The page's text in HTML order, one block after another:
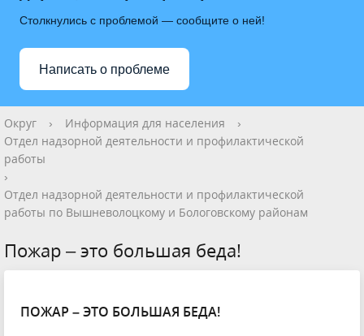
Столкнулись с проблемой — сообщите о ней!
Написать о проблеме
Округ › Информация для населения
›
Отдел надзорной деятельности и профилактической
работы
›
Отдел надзорной деятельности и профилактической
работы по Вышневолоцкому и Бологовскому районам
Пожар – это большая беда!
ПОЖАР – ЭТО БОЛЬШАЯ БЕДА!